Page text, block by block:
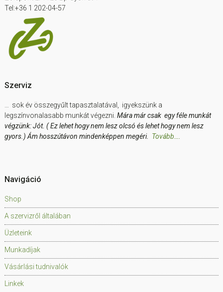
Tel:+36 1 202-04-57
Szerviz
… sok év összegyűlt tapasztalatával, igyekszünk a
legszínvonalasabb munkát végezni. Mára már csak egy féle munkát
végzünk: Jót. ( Ez lehet hogy nem lesz olcsó és lehet hogy nem lesz
gyors.) Ám hosszútávon mindenképpen megéri. Tovább….
Navigáció
Shop
A szervizről általában
Üzleteink
Munkadíjak
Vásárlási tudnivalók
Linkek